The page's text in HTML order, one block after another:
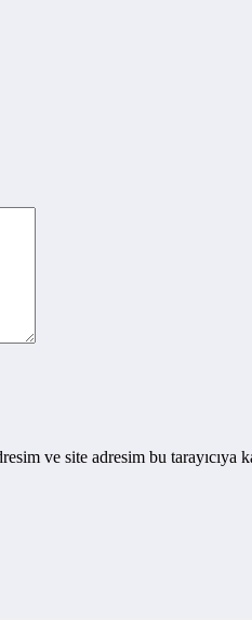
ve site adresim bu tarayıcıya